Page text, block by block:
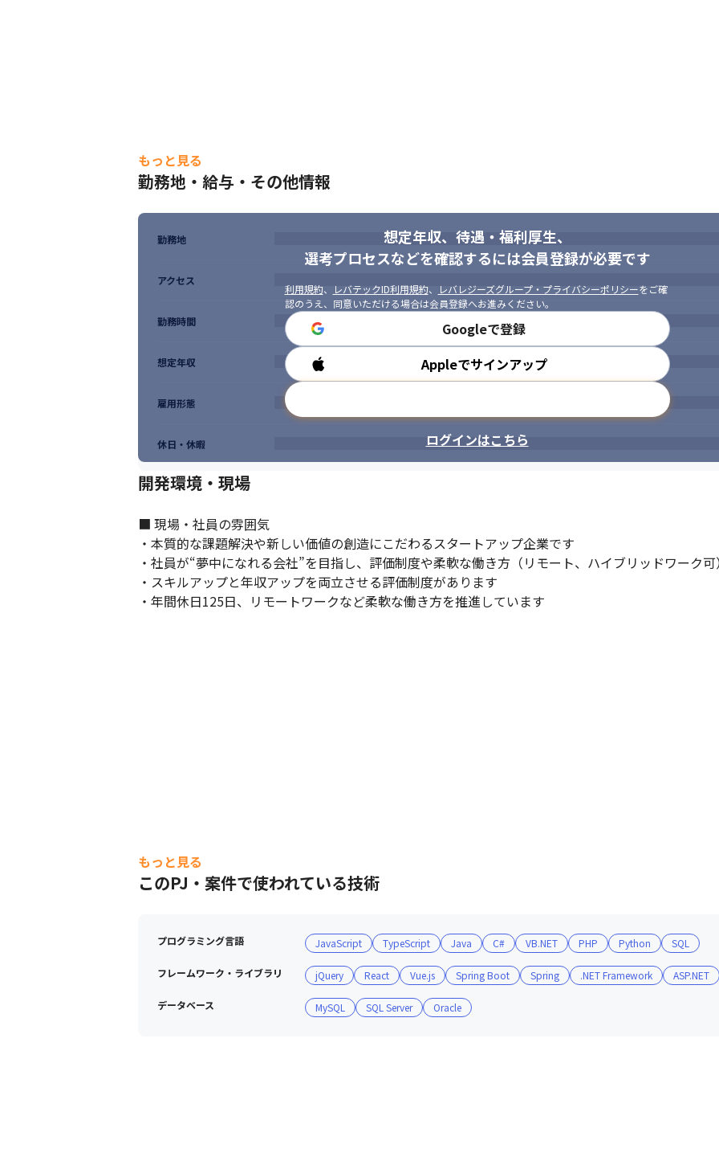
もっと見る
勤務地・給与・その他情報
想定年収、待遇・福利厚生、
選考プロセスなどを確認するには会員登録が必要です
利用規約、 レバテックID利用規約、 レバレジーズグループ・プライバシーポリシーをご確
認のうえ、同意いただける場合は会員登録へお進みください。
Googleで登録
Appleでサインアップ
ログインはこちら
勤務地
アクセス
勤務時間
想定年収
雇用形態
休日・休暇
開発環境・現場
■ 現場・社員の雰囲気
・本質的な課題解決や新しい価値の創造にこだわるスタートアップ企業です
・社員が“夢中になれる会社”を目指し、評価制度や柔軟な働き方（リモート、ハイブリッドワーク
・スキルアップと年収アップを両立させる評価制度があります
・年間休日125日、リモートワークなど柔軟な働き方を推進しています
もっと見る
このPJ・案件で使われている技術
プログラミング言語 JavaScript TypeScript Java C# VB.NET PHP Python SQL
フレームワーク・ライブラリ jQuery React Vue.js Spring Boot Spring .NET Framework ASP.NET
データベース MySQL SQL Server Oracle